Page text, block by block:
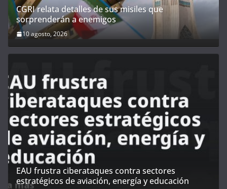
CGRI relata detalles de sus misiles que
sorprenderán a enemigos
10 agosto, 2026
EAU frustra ciberataques contra sectores
estratégicos de aviación, energía y educación